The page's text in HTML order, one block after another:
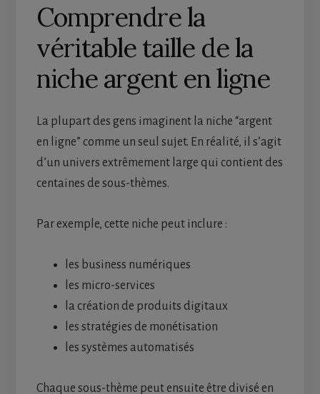
Comprendre la
véritable taille de la
niche argent en ligne
La plupart des gens imaginent la niche “argent
en ligne” comme un seul sujet. En réalité, il s’agit
d’un univers extrêmement large qui contient des
centaines de sous-thèmes.
Par exemple, cette niche peut inclure :
les business numériques
les micro-services
la création de produits digitaux
les stratégies de monétisation
les systèmes automatisés
Chaque sous-thème peut ensuite être divisé en